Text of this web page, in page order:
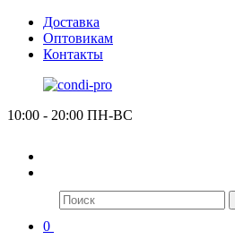
Доставка
Оптовикам
Контакты
10:00 - 20:00 ПН-ВС
0